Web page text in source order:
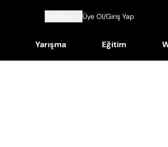
Üye Ol/Giriş Yap
Yarışma Eğitim